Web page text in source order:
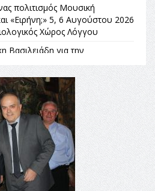
πολιτισμός Μουσική
«Ειρήνη;» 5, 6 Αυγούστου 2026
Χώρος Λόγγου
Βασιλειάδη για την
«Σε τέτοιες κορυφαίες
μόνο η ευθύνη απέναντι
ΠΑΟΚ στον δεύτερο γύρο του
στον Κατάλογο Παγκόσμιας
– Ομόφωνη η απόφαση Ο
φυσικό και πολιτιστικό
αξίας για την